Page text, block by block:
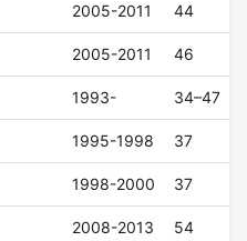
2005-2011 44
2005-2011 46
1993- 34–47
1995-1998 37
1998-2000 37
2008-2013 54